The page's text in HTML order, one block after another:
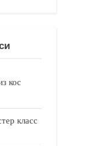
кос
класс